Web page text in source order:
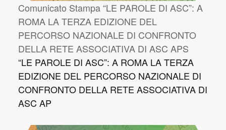
Comunicato Stampa “LE PAROLE DI ASC”: A
ROMA LA TERZA EDIZIONE DEL
PERCORSO NAZIONALE DI CONFRONTO
DELLA RETE ASSOCIATIVA DI ASC APS
“LE PAROLE DI ASC”: A ROMA LA TERZA
EDIZIONE DEL PERCORSO NAZIONALE DI
CONFRONTO DELLA RETE ASSOCIATIVA DI
ASC AP